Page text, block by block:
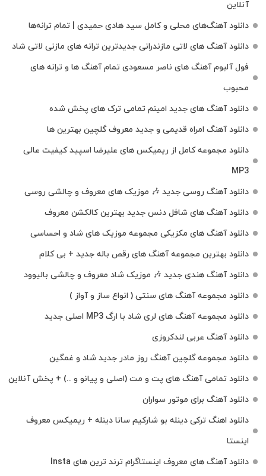
آنلاین
دانلود آهنگ‌های محلی و کامل سید هادی حمیدی | تمام ترانه‌ها
دانلود آهنگ‌ های لاتی مازندرانی جدیدترین ترانه های مازنی لاتی شاد
فول آلبوم آهنگ‌ های ناصر مسعودی تمام آهنگ‌ ها و ترانه‌ های
محبوب
دانلود آهنگ های جدید امینم تمامی ترک های پخش شده
دانلود آهنگ امراه قدیمی و جدید معروف گلچین بهترین ها
دانلود مجموعه کامل از ریمیکس های علیرضا اسپید کیفیت عالی
MP3
دانلود آهنگ روسی جدید 🎶 موزیک‌ های معروف و چالشی روسی
دانلود آهنگ های شافل دنس جدید بهترین کالکشن معروف
دانلود آهنگ‌ های مکزیکی مجموعه موزیک‌ های شاد و احساسی
دانلود بهترین مجموعه آهنگ های رقص باله جدید + بی کلام
دانلود آهنگ هندی جدید 🎶 موزیک شاد معروف و چالشی بالیوود
دانلود مجموعه آهنگ های سنتی ( انواع ساز و آواز )
دانلود مجموعه آهنگ های لری شاد با ارگ MP3 اصلی جدید
دانلود آهنگ عربی لندکروزی
دانلود مجموعه گلچین آهنگ روز مادر جدید شاد و غمگین
دانلود تمامی آهنگ های پت و مت (اصلی و پیانو و ..) + پخش آنلاین
دانلود آهنگ برای موتور سواران
دانلود اهنگ ترکی دینله بو شارکیم سانا دینله + ریمیکس معروف
اینستا
دانلود آهنگ‌ های معروف اینستاگرام ترند ترین های Insta